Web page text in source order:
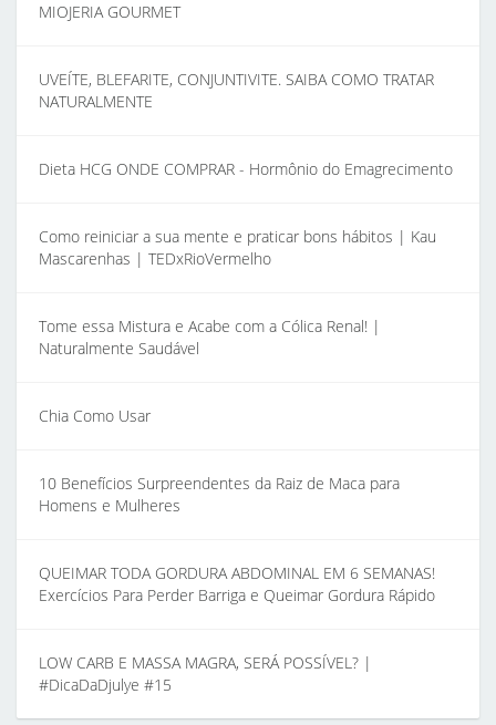
MIOJERIA GOURMET
UVEÍTE, BLEFARITE, CONJUNTIVITE. SAIBA COMO TRATAR
NATURALMENTE
Dieta HCG ONDE COMPRAR - Hormônio do Emagrecimento
Como reiniciar a sua mente e praticar bons hábitos | Kau
Mascarenhas | TEDxRioVermelho
Tome essa Mistura e Acabe com a Cólica Renal! |
Naturalmente Saudável
Chia Como Usar
10 Benefícios Surpreendentes da Raiz de Maca para
Homens e Mulheres
QUEIMAR TODA GORDURA ABDOMINAL EM 6 SEMANAS!
Exercícios Para Perder Barriga e Queimar Gordura Rápido
LOW CARB E MASSA MAGRA, SERÁ POSSÍVEL? |
#DicaDaDjulye #15